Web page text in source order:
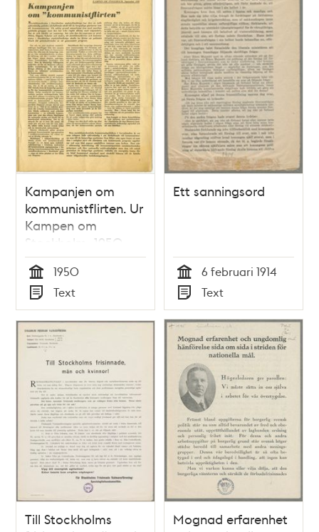
Kampanjen om
kommunistflirten. Ur
Kampen om
Stockholm, 1950
Tid
1950
Typ
Text
Ett sanningsord
Tid
6 februari 1914
Typ
Text
Till Stockholms
Mognad erfarenhet